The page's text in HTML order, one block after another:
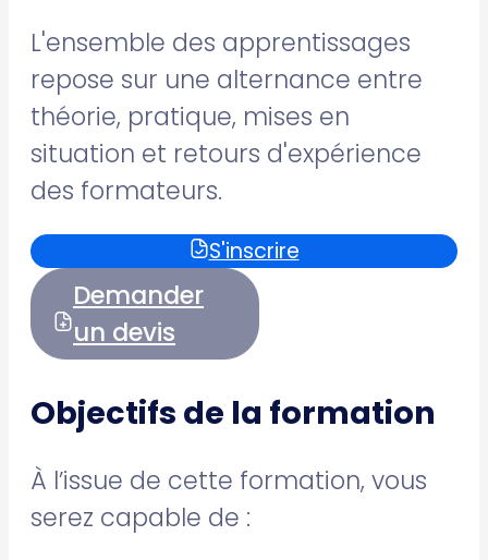
L'ensemble des apprentissages
repose sur une alternance entre
théorie, pratique, mises en
situation et retours d'expérience
des formateurs.
S'inscrire
Demander
un devis
Objectifs de la formation
À l’issue de cette formation, vous
serez capable de :